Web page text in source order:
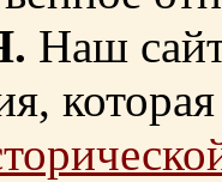
Наш
которая